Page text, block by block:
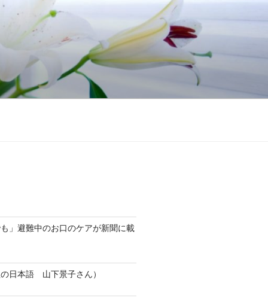
も」避難中のお口のケアが新聞に載
日本語 山下景子さん）